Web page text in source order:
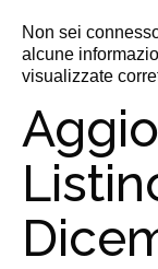
Non sei
alcune
visualizzate